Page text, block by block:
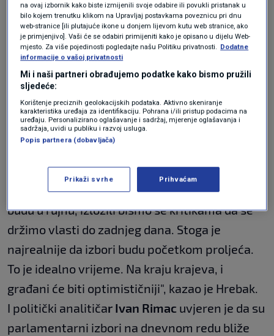
Dario Hrebak, čelnik HSLS-a, HDZ-ovog
partnera u vladajućoj većini, prošloga je tjedna
u inervjuu Novom listuizjavio da
parlamentarne izbore očekuje već na proljeće.
"Europski izbori su u lipnju. Najbolje bi bilo da
tih europskih, da se oni ne miješaju. (...) Bila bi
ludost ići na izbore u srpnju ili kolovozu. A da
budu u rujnu, izložili bismo se kritikama da se
držimo vlasti do zadnjeg dana. Stoga je
najrealnije da izbori budu početkom proljeća.
To je idealno vrijeme. Na kraju krajeva, i
građani će biti optimističniji", kazao je Hrebak.
I politički analitičar Ivan Rimac uvjeren je da su
parlamentarni izbori na dnevnom redu bliže
na ovaj izbornik kako biste izmijenili svoje odabire ili povukli pristanak u
bilo kojem trenutku klikom na Upravljaj postavkama poveznicu pri dnu
web-stranice [ili plutajuće ikone u donjem lijevom kutu web stranice, ako
je primjenjivo]. Vaši će se odabiri primijeniti kako je opisano u dijelu Web-
mjesto. Za više pojedinosti pogledajte našu Politiku privatnosti. Dodatne
informacije o vašoj privatnosti
Mi i naši partneri obrađujemo podatke kako bismo pružili
sljedeće:
Korištenje preciznih geolokacijskih podataka. Aktivno skeniranje
karakteristika uređaja za identifikaciju. Pohrana i/ili pristup podacima na
uređaju. Personalizirano oglašavanje i sadržaj, mjerenje oglašavanja i
sadržaja, uvidi u publiku i razvoj usluga.
Popis partnera (dobavljača)
Prikaži svrhe Prihvaćam